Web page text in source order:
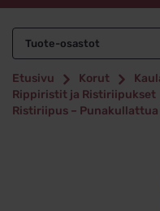
Tuote-osastot
Etusivu Korut
Rippiristit ja Ristiriipukset
Ristiriipus – Punakullattua